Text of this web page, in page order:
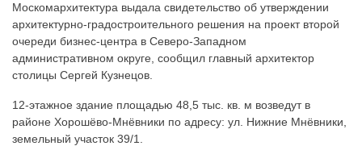
Москомархитектура выдала свидетельство об утверждении
архитектурно-градостроительного решения на проект второй
очереди бизнес-центра в Северо-Западном
административном округе, сообщил главный архитектор
столицы Сергей Кузнецов.
12-этажное здание площадью 48,5 тыс. кв. м возведут в
районе Хорошёво-Мнёвники по адресу: ул. Нижние Мнёвники,
земельный участок 39/1.